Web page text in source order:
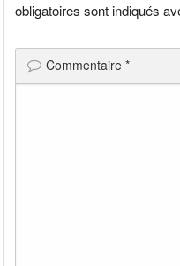
obligatoires sont indiqués
Commentaire*